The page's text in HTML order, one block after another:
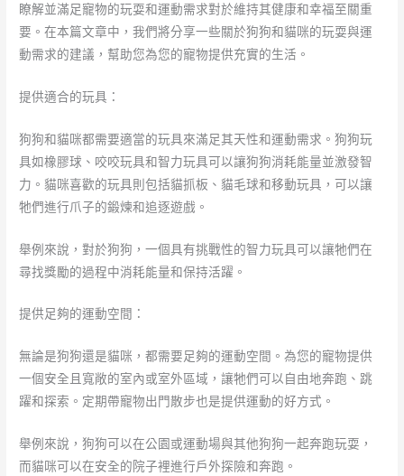
瞭解並滿足寵物的玩耍和運動需求對於維持其健康和幸福至關重
要。在本篇文章中，我們將分享一些關於狗狗和貓咪的玩耍與運
動需求的建議，幫助您為您的寵物提供充實的生活。
提供適合的玩具：
狗狗和貓咪都需要適當的玩具來滿足其天性和運動需求。狗狗玩
具如橡膠球、咬咬玩具和智力玩具可以讓狗狗消耗能量並激發智
力。貓咪喜歡的玩具則包括貓抓板、貓毛球和移動玩具，可以讓
牠們進行爪子的鍛煉和追逐遊戲。
舉例來說，對於狗狗，一個具有挑戰性的智力玩具可以讓牠們在
尋找獎勵的過程中消耗能量和保持活躍。
提供足夠的運動空間：
無論是狗狗還是貓咪，都需要足夠的運動空間。為您的寵物提供
一個安全且寬敞的室內或室外區域，讓牠們可以自由地奔跑、跳
躍和探索。定期帶寵物出門散步也是提供運動的好方式。
舉例來說，狗狗可以在公園或運動場與其他狗狗一起奔跑玩耍，
而貓咪可以在安全的院子裡進行戶外探險和奔跑。